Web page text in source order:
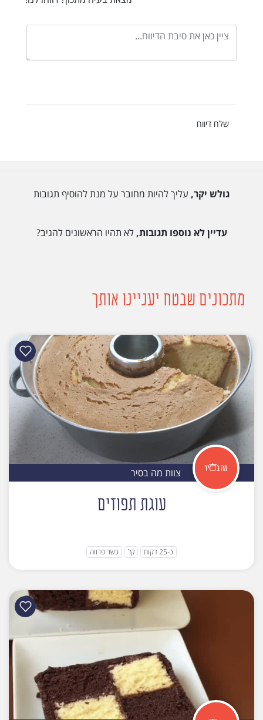
שלח דיווח
גולש יקר, עליך להיות מחובר על מנת להוסיף תגובות
עדיין לא נוספו תגובות,לא תהיו הראשונים להגיב?
מתכונים שבטח יעניינו אותך
צוות מה בסיר
עוגת תפוזים
כ-25 דקות קל כשר פרווה